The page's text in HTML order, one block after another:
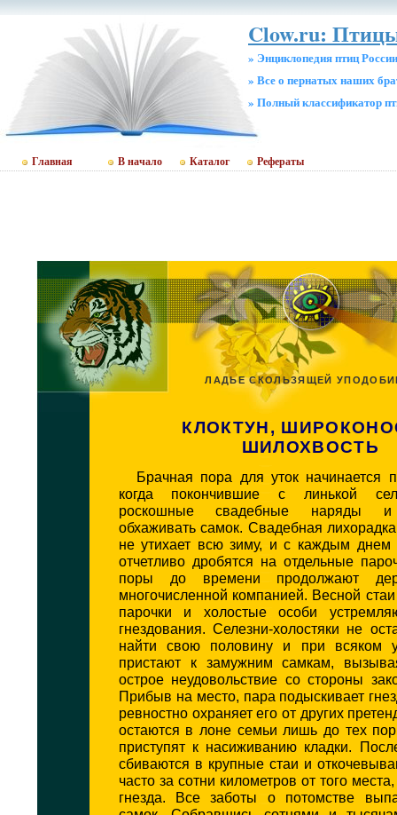
Clow.ru:
» Энциклопедия птиц России
» Все о пернатых наших
» Полный классификатор
Главная В начало Каталог Рефераты
ЛАДЬЕ СКОЛЬЗЯЩЕЙ
КЛОКТУН,
ШИЛОХВОСТЬ
Брачная пора для уток начинается
когда покончившие с линькой
роскошные свадебные наряды и
обхаживать самок. Свадебная
не утихает всю зиму, и с каждым днем
отчетливо дробятся на отдельные
поры до времени продолжают
многочисленной компанией. Весной
парочки и холостые особи
гнездования. Селезни-холостяки не
найти свою половину и при всяком
пристают к замужним самкам,
острое неудовольствие со стороны
Прибыв на место, пара подыскивает
ревностно охраняет его от других
остаются в лоне семьи лишь до тех
приступят к насиживанию кладки.
сбиваются в крупные стаи и
часто за сотни километров от того
гнезда. Все заботы о потомстве